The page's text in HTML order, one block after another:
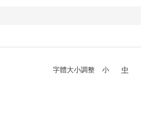
字體大小調整 小 中